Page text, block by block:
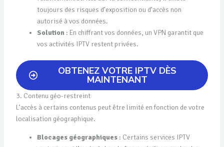
toujours des risques d’exposition ou d’accès non
autorisé à vos données.
Solution : En chiffrant vos données, un VPN garantit que
vos activités IPTV restent privées.
OBTENEZ VOTRE IPTV DÈS
MAINTENANT
3. Contenu géo-restreint
L’accès à certains contenus peut être limité en fonction de votre
localisation géographique.
Blocages géographiques: Certains services IPTV